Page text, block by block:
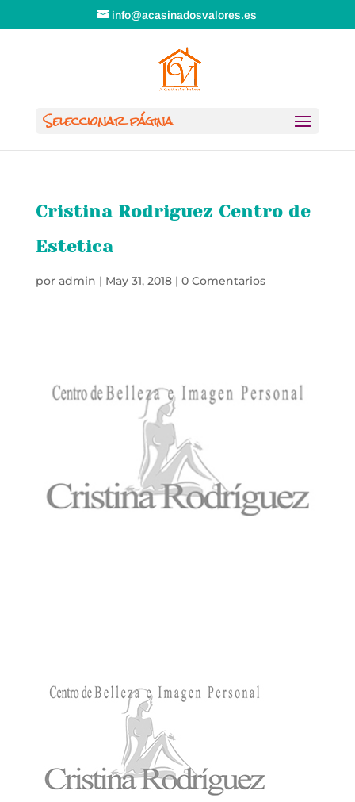
info@acasinadosvalores.es
Seleccionar página
Cristina Rodriguez Centro de
Estetica
por admin | May 31, 2018| 0 Comentarios